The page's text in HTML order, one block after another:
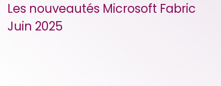
Les nouveautés Microsoft Fabric
Juin 2025